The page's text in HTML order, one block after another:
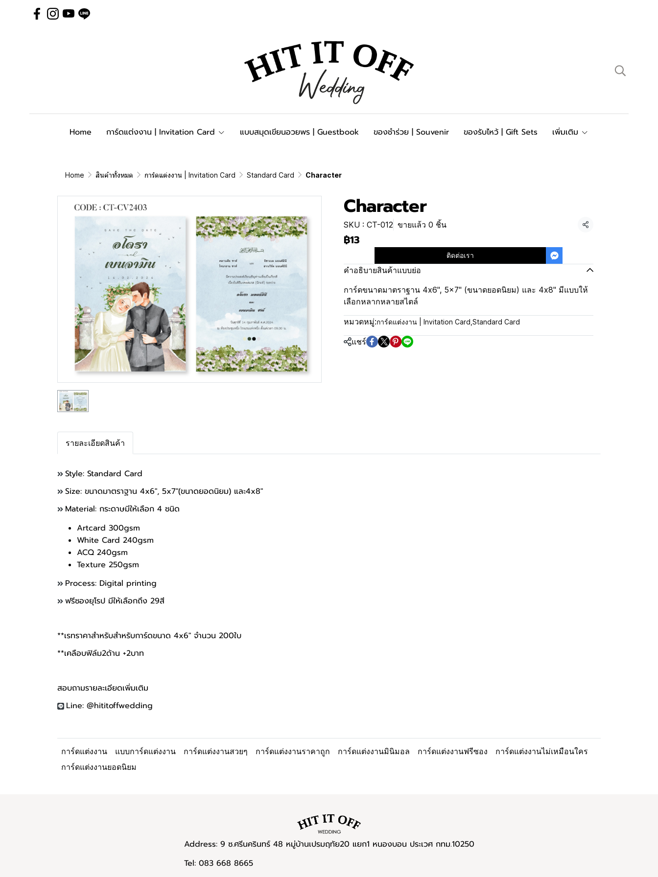
Home การ์ดแต่งงาน | Invitation Card แบบสมุดเขียนอวยพร | Guestbook ของชำร่วย | Souvenir ของรับไหว้ | Gift Sets เพิ่มเติม
Home สินค้าทั้งหมด การ์ดแต่งงาน | Invitation Card Standard Card Character
Character
SKU : CT-012 ขายแล้ว 0 ชิ้น แชร์
฿13
ติดต่อเรา
คำอธิบายสินค้าแบบย่อ
การ์ดขนาดมาตราฐาน 4x6", 5x7" (ขนาดยอดนิยม) และ 4x8" มีแบบให้
เลือกหลากหลายสไตล์
หมวดหมู่:การ์ดแต่งงาน | Invitation Card Standard Card
แชร์
รายละเอียดสินค้า
Style: Standard Card
Size: ขนาดมาตราฐาน 4x6", 5x7"(ขนาดยอดนิยม) และ4x8"
Material: กระดาษมีให้เลือก 4 ชนิด
Artcard 300gsm
White Card 240gsm
ACQ 240gsm
Texture 250gsm
Process: Digital printing
ฟรีซองยุโรป มีให้เลือกถึง 29สี
**เรทราคาสำหรับสำหรับการ์ดขนาด 4x6" จำนวน 200ใบ
**เคลือบฟิล์ม2ด้าน +2บาท
สอบถามรายละเอียดเพิ่มเติม
Line: @hititoffwedding
การ์ดแต่งงาน แบบการ์ดแต่งงาน การ์ดแต่งงานสวยๆ การ์ดแต่งงานราคาถูก การ์ดแต่งงานมินิมอล การ์ดแต่งงานฟรีซอง
การ์ดแต่งงานไม่เหมือนใคร
การ์ดแต่งงานยอดนิยม
Address: 9 ซ.ศรีนครินทร์ 48 หมู่บ้านเปรมฤทัย20 แยก1 หนองบอน ประเวศ กทม.10250
Tel: 083 668 8665